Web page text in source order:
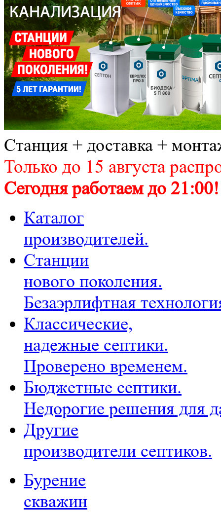
Станция + доставка +
Только до 15 августа
Сегодня работаем до
Каталог
производителей.
Станции
нового поколения.
Безаэрлифтная
Классические,
надежные септики.
Проверено временем.
Бюджетные септики.
Недорогие решения для
Другие
производители септиков.
Бурение
скважин